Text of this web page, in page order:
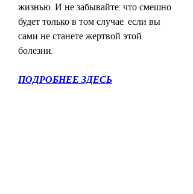
жизнью. И не забывайте, что смешно
будет только в том случае, если вы
сами не станете жертвой этой
болезни.
ПОДРОБНЕЕ ЗДЕСЬ